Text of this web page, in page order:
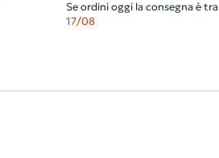
Se ordini oggi la consegna è tra
17/08